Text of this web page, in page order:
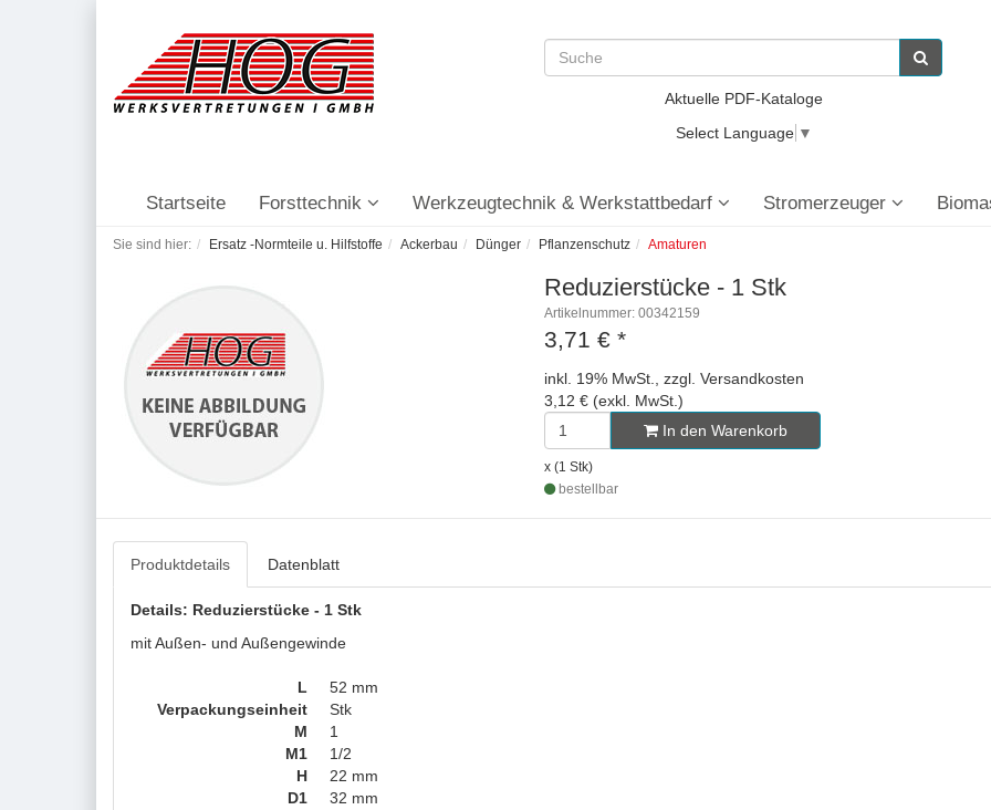
Aktuelle PDF-Kataloge
Select Language ▼
Startseite Forsttechnik Werkzeugtechnik & Werkstattbedarf Stromerzeuger
Sie sind hier: Ersatz -Normteile u. Hilfstoffe Ackerbau Dünger Pflanzenschutz Amaturen
Reduzierstücke - 1 Stk
Artikelnummer: 00342159
3,71 € *
inkl. 19% MwSt., zzgl. Versandkosten
3,12 € (exkl. MwSt.)
In den Warenkorb
x (1 Stk)
bestellbar
Produktdetails Datenblatt
Details: Reduzierstücke - 1 Stk
mit Außen- und Außengewinde
L
52 mm
Verpackungseinheit
Stk
M
1
M1
1/2
H
22 mm
D1
32 mm